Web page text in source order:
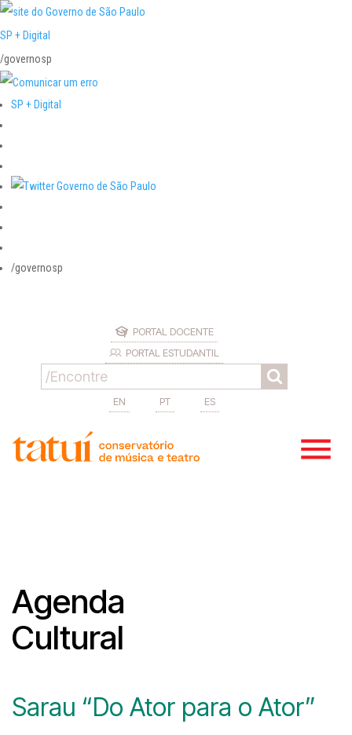
SP + Digital
/governosp
SP + Digital
/governosp
PORTAL DOCENTE
PORTAL ESTUDANTIL
EN PT ES
Agenda
Cultural
Sarau “Do Ator para o Ator”